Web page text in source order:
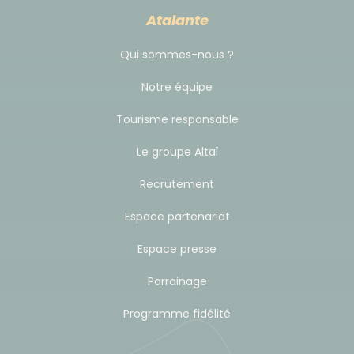
installés pour vous. Toilettes et douche
Dans les villes ouzbèkes : en hôtel 3 ou 4 * (normes
locales) base chambre double (individuelle sur
Samarcande : Bibikhanim ou similaire
Tachkent : DSFGArden ou similaire
Atalante
Qui sommes-nous ?
Notre équipe
Tourisme responsable
Le groupe Altaï
Recrutement
Espace partenariat
Espace presse
Parrainage
Programme fidélité